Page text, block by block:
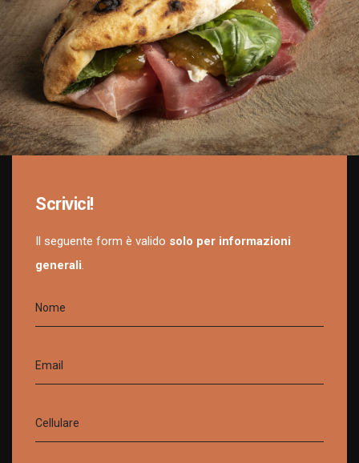
Scrivici!
Il seguente form è valido solo per informazioni
generali.